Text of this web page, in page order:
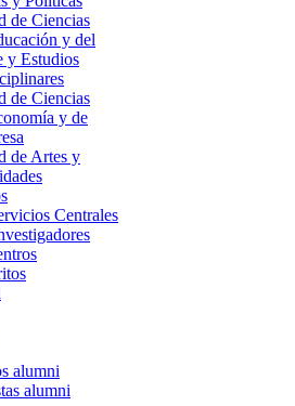
de Ciencias
y del
y Estudios
de Ciencias
y de
de Artes y
Centrales
alumni
alumni